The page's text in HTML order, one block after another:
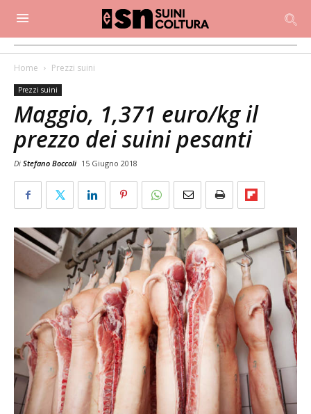
Home Prezzi suini
Prezzi suini
Maggio, 1,371 euro/kg il
prezzo dei suini pesanti
Di Stefano Boccoli 15 Giugno 2018